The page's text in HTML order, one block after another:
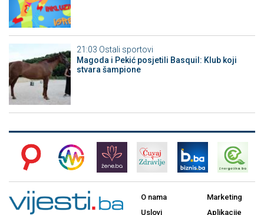
21:03 Ostali sportovi
Magoda i Pekić posjetili Basquil: Klub koji
stvara šampione
O nama
Uslovi
Marketing
Aplikacije